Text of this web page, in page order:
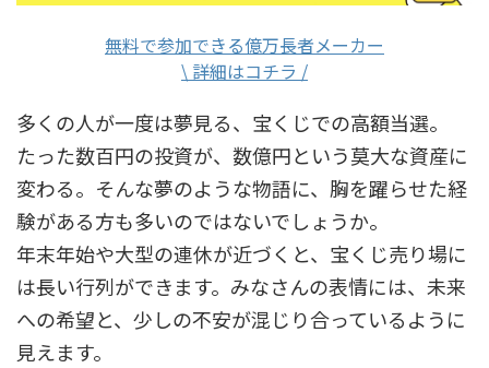
無料で参加できる億万長者メーカー
\ 詳細はコチラ /
多くの人が一度は夢見る、宝くじでの高額当選。
たった数百円の投資が、数億円という莫大な資産に
変わる。そんな夢のような物語に、胸を躍らせた経
験がある方も多いのではないでしょうか。
年末年始や大型の連休が近づくと、宝くじ売り場に
は長い行列ができます。みなさんの表情には、未来
への希望と、少しの不安が混じり合っているように
見えます。